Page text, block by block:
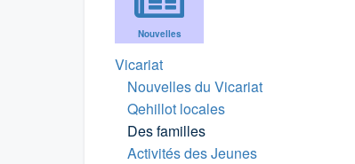
Nouvelles
Vicariat
Nouvelles du Vicariat
Qehillot locales
Des familles
Activités des Jeunes